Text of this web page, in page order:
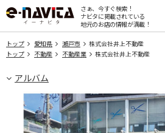
さぁ、今すぐ検索！
ナビタに掲載されている
地元のお店の情報が満載！
トップ 愛知県 瀬戸市
株式会社井上不動産
トップ
不動産 不動産業 株式会社井上不動産
アルバム